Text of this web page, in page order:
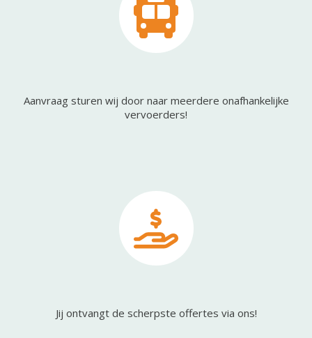
Aanvraag sturen wij door naar meerdere onafhankelijke
vervoerders!
Jij ontvangt de scherpste offertes via ons!